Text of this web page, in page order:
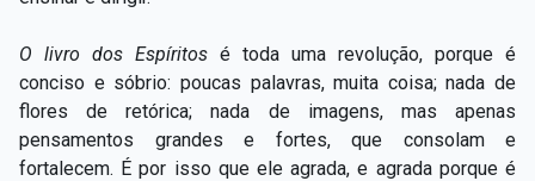
O livro dos Espíritos é toda uma revolução, porque é
conciso e sóbrio: poucas palavras, muita coisa; nada de
flores de retórica; nada de imagens, mas apenas
pensamentos grandes e fortes, que consolam e
fortalecem. É por isso que ele agrada, e agrada porque é